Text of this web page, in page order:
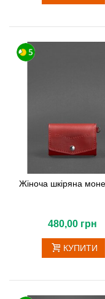
Жіноча шкіряна
480,00 грн
КУПИТИ